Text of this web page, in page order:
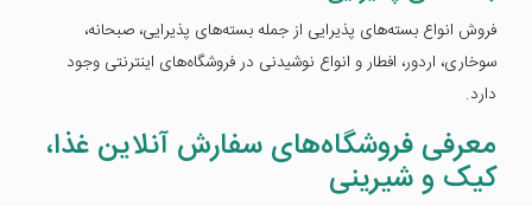
فروش انواع بسته‌های پذیرایی از جمله بسته‌های پذیرایی، صبحانه،
سوخاری، اردور، افطار و انواع نوشیدنی در فروشگاه‌های اینترنتی وجود
دارد.
معرفی فروشگاه‌های سفارش آنلاین غذا،
کیک و شیرینی